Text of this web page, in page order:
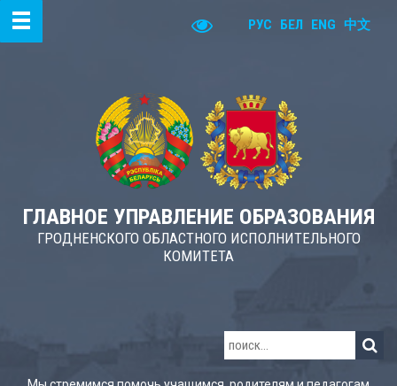
РУС БЕЛ ENG 中文
ГЛАВНОЕ УПРАВЛЕНИЕ ОБРАЗОВАНИЯ
ГРОДНЕНСКОГО ОБЛАСТНОГО ИСПОЛНИТЕЛЬНОГО
КОМИТЕТА